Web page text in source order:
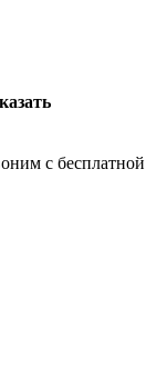
с бесплатной